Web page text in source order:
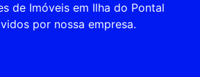
de Imóveis em Ilha do Pontal
por nossa empresa.